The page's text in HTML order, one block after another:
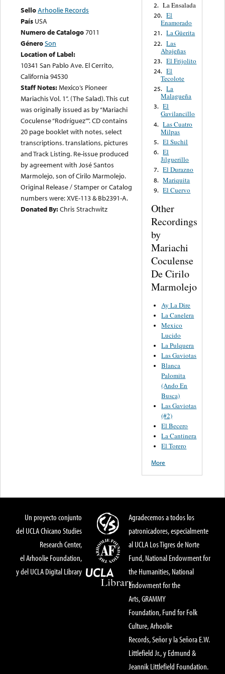
SelloArhoolie Records
País USA
Numero de Catalogo7011
GéneroSon
Location of Label:
10341 San Pablo Ave. El Cerrito,
California 94530
Staff Notes:Mexico’s Pioneer
Mariachis Vol. 1”. (The Salad). This cut
was originally issued as by “Mariachi
Coculense “Rodríguez””. CD contains
20 page booklet with notes, select
transcriptions. translations, pictures
and Track Listing. Re-issue produced
by agreement with José Santos
Marmolejo, son of Cirilo Marmolejo.
Original Release / Stamper or Catalog
numbers were: XVE-113 & Bb2391-A.
Donated By:Chris Strachwitz
2. La Ensalada
20. El
Enamorado
21. La Güerita
22. Las
Abajeñas
23. El Frijolito
24. El
Tecolote
25. La
Malagueña
3. El
Gavilancillo
4. Las Cuatro
Milpas
5. El Suchil
6. El
Jilguerillo
7. El Durazno
8. Mariquita
9. El Cuervo
Other
Recordings
by
Mariachi
Coculense
De Cirilo
Marmolejo
Ay La Dire
La Canelera
Mexico
Lucido
La Pulquera
Las Gaviotas
Blanca
Palomita
(Ando En
Busca)
Las Gaviotas
(#2)
El Becero
La Cantinera
El Torero
More
Un proyecto conjunto
del UCLA Chicano Studies
Research Center,
el Arhoolie Foundation,
y del UCLA Digital Library
Agradecemos a todos los
patronicadores, especialmente
al UCLA Los Tigres de Norte
Fund, National Endowment for
the Humanities, National
Endowment for the
Arts, GRAMMY
Foundation, Fund for Folk
Culture, Arhoolie
Records, Señor y la Señora E.W.
Littlefield Jr., y Edmund &
Jeannik Littlefield Foundation.